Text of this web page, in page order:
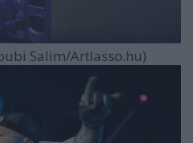
Salim/Artlasso.hu)